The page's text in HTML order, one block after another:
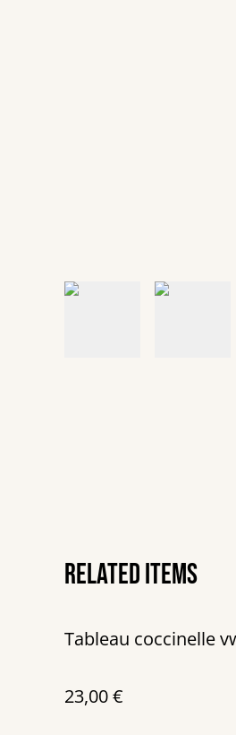
Related items
Tableau coccinelle
23,00 €